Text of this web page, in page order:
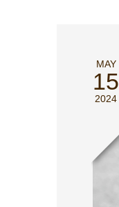
MAY
15
2024